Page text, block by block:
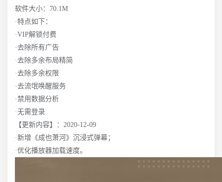
软件大小：70.1M
·特点如下：
·VIP解锁付费
·去除所有广告
·去除多余布局精简
·去除多余权限
·去流氓唤醒服务
·禁用数据分析
·无需登录
【更新内容】：2020-12-09
·新增《成也萧河》沉浸式弹幕；
·优化播放器加载速度。